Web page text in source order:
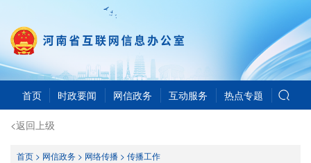
首页 时政要闻 网信政务 互动服务 热点专题
<返回上级
首页> 网信政务> 网络传播> 传播工作